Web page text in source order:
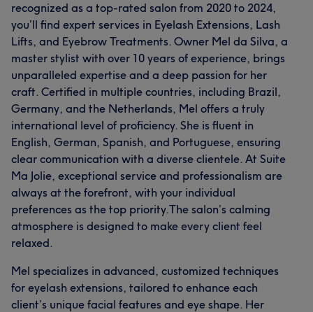
recognized as a top-rated salon from 2020 to 2024,
you’ll find expert services in Eyelash Extensions, Lash
Lifts, and Eyebrow Treatments. Owner Mel da Silva, a
master stylist with over 10 years of experience, brings
unparalleled expertise and a deep passion for her
craft. Certified in multiple countries, including Brazil,
Germany, and the Netherlands, Mel offers a truly
international level of proficiency. She is fluent in
English, German, Spanish, and Portuguese, ensuring
clear communication with a diverse clientele. At Suite
Ma Jolie, exceptional service and professionalism are
always at the forefront, with your individual
preferences as the top priority.The salon’s calming
atmosphere is designed to make every client feel
relaxed.
Mel specializes in advanced, customized techniques
for eyelash extensions, tailored to enhance each
client’s unique facial features and eye shape. Her